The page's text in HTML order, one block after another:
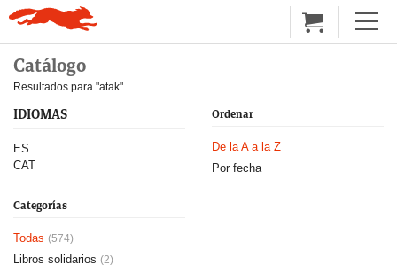
Catálogo
Resultados para "atak"
Ordenar
De la A a la Z
Por fecha
IDIOMAS
ES
CAT
Categorías
Todas (574)
Libros solidarios (2)